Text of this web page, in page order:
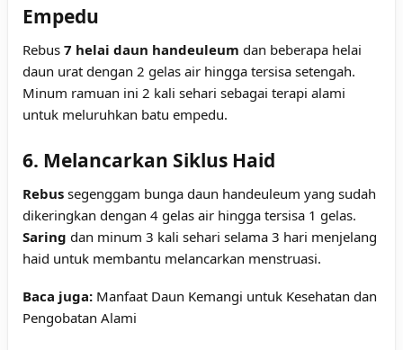
Empedu
Rebus 7 helai daun handeuleum dan beberapa helai
daun urat dengan 2 gelas air hingga tersisa setengah.
Minum ramuan ini 2 kali sehari sebagai terapi alami
untuk meluruhkan batu empedu.
6. Melancarkan Siklus Haid
Rebus segenggam bunga daun handeuleum yang sudah
dikeringkan dengan 4 gelas air hingga tersisa 1 gelas.
Saring dan minum 3 kali sehari selama 3 hari menjelang
haid untuk membantu melancarkan menstruasi.
Baca juga: Manfaat Daun Kemangi untuk Kesehatan dan
Pengobatan Alami